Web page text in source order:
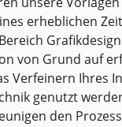
der Grey Minimalist
in die Tiefen des
ein.
erheblichen
von Grund auf
Verfeinern Ihres
genutzt
den